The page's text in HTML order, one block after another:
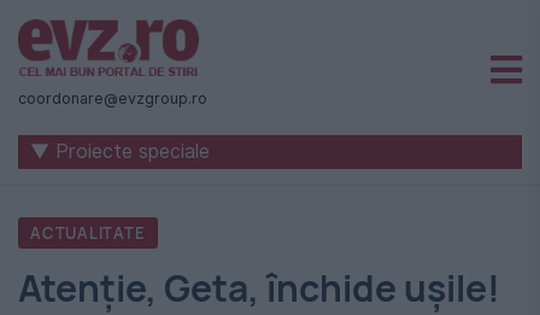
Știri
naționale
internaționale
România
-
coordonare@evzgroup.ro
▼ Proiecte speciale
ACTUALITATE
Atenţie, Geta, închide uşile!